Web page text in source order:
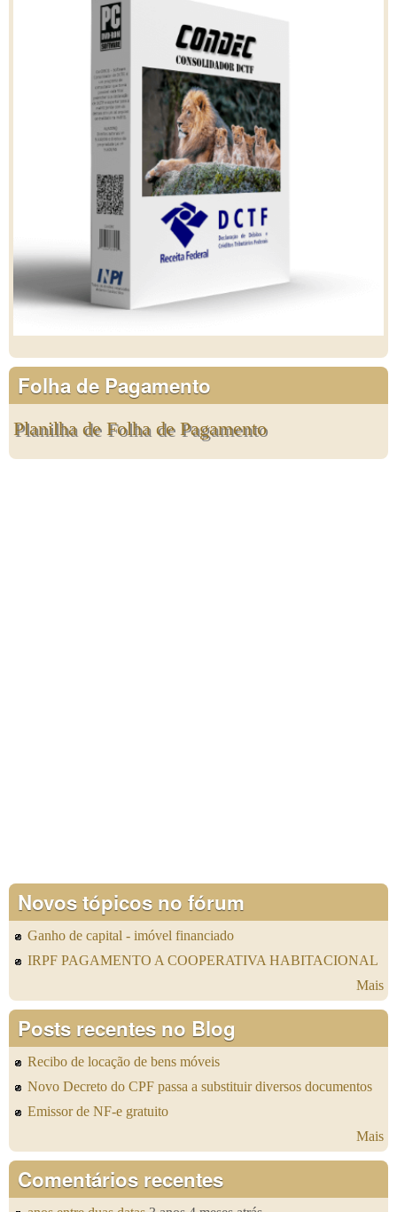
Folha de Pagamento
Planilha de Folha de Pagamento
Novos tópicos no fórum
Ganho de capital - imóvel financiado
IRPF PAGAMENTO A COOPERATIVA HABITACIONAL
Mais
Posts recentes no Blog
Recibo de locação de bens móveis
Novo Decreto do CPF passa a substituir diversos documentos
Emissor de NF-e gratuito
Mais
Comentários recentes